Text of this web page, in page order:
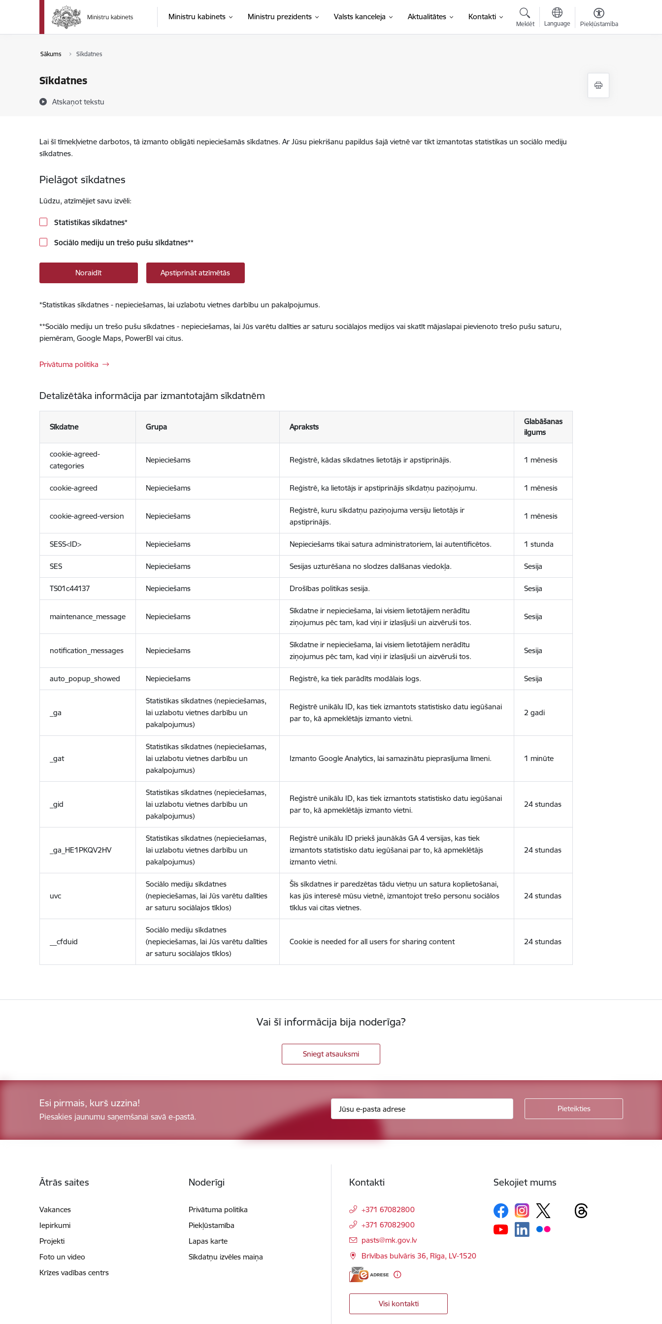
Pāriet uz lapas saturu
Ministru kabinets Ministru prezidents Valsts kanceleja Aktualitātes Kontakti
Meklēt Language Piekļūstamība
Sākums Sīkdatnes
Sīkdatnes
Atskaņot tekstu
Lai šī tīmekļvietne darbotos, tā izmanto obligāti nepieciešamās sīkdatnes. Ar Jūsu piekrišanu papildus šajā vietnē var tikt izmantotas statistikas un sociālo mediju
sīkdatnes.
Pielāgot sīkdatnes
Lūdzu, atzīmējiet savu izvēli:
Statistikas sīkdatnes*
Sociālo mediju un trešo pušu sīkdatnes**
Noraidīt Apstiprināt atzīmētās
*Statistikas sīkdatnes - nepieciešamas, lai uzlabotu vietnes darbību un pakalpojumus.
**Sociālo mediju un trešo pušu sīkdatnes - nepieciešamas, lai Jūs varētu dalīties ar saturu sociālajos medijos vai skatīt mājaslapai pievienoto trešo pušu saturu,
piemēram, Google Maps, PowerBI vai citus.
Privātuma politika
Detalizētāka informācija par izmantotajām sīkdatnēm
Sīkdatne Grupa Apraksts
Glabāšanas
ilgums
cookie-agreed-
categories
Nepieciešams Reģistrē, kādas sīkdatnes lietotājs ir apstiprinājis. 1 mēnesis
cookie-agreed Nepieciešams Reģistrē, ka lietotājs ir apstiprinājis sīkdatņu paziņojumu. 1 mēnesis
cookie-agreed-version Nepieciešams
Reģistrē, kuru sīkdatņu paziņojuma versiju lietotājs ir
apstiprinājis.
1 mēnesis
SESS<ID> Nepieciešams Nepieciešams tikai satura administratoriem, lai autentificētos. 1 stunda
SES Nepieciešams Sesijas uzturēšana no slodzes dalīšanas viedokļa. Sesija
TS01c44137 Nepieciešams Drošības politikas sesija. Sesija
maintenance_message Nepieciešams
Sīkdatne ir nepieciešama, lai visiem lietotājiem nerādītu
ziņojumus pēc tam, kad viņi ir izlasījuši un aizvēruši tos.
Sesija
notification_messages Nepieciešams
Sīkdatne ir nepieciešama, lai visiem lietotājiem nerādītu
ziņojumus pēc tam, kad viņi ir izlasījuši un aizvēruši tos.
Sesija
auto_popup_showed Nepieciešams Reģistrē, ka tiek parādīts modālais logs. Sesija
_ga
Statistikas sīkdatnes (nepieciešamas,
lai uzlabotu vietnes darbību un
pakalpojumus)
Reģistrē unikālu ID, kas tiek izmantots statistisko datu iegūšanai
par to, kā apmeklētājs izmanto vietni.
2 gadi
_gat
Statistikas sīkdatnes (nepieciešamas,
lai uzlabotu vietnes darbību un
pakalpojumus)
Izmanto Google Analytics, lai samazinātu pieprasījuma līmeni. 1 minūte
_gid
Statistikas sīkdatnes (nepieciešamas,
lai uzlabotu vietnes darbību un
pakalpojumus)
Reģistrē unikālu ID, kas tiek izmantots statistisko datu iegūšanai
par to, kā apmeklētājs izmanto vietni.
24 stundas
_ga_HE1PKQV2HV
Statistikas sīkdatnes (nepieciešamas,
lai uzlabotu vietnes darbību un
pakalpojumus)
Reģistrē unikālu ID priekš jaunākās GA 4 versijas, kas tiek
izmantots statistisko datu iegūšanai par to, kā apmeklētājs
izmanto vietni.
24 stundas
uvc
Sociālo mediju sīkdatnes
(nepieciešamas, lai Jūs varētu dalīties
ar saturu sociālajos tīklos)
Šīs sīkdatnes ir paredzētas tādu vietņu un satura koplietošanai,
kas jūs interesē mūsu vietnē, izmantojot trešo personu sociālos
tīklus vai citas vietnes.
24 stundas
__cfduid
Sociālo mediju sīkdatnes
(nepieciešamas, lai Jūs varētu dalīties
ar saturu sociālajos tīklos)
Cookie is needed for all users for sharing content 24 stundas
Vai šī informācija bija noderīga?
Sniegt atsauksmi
Esi pirmais, kurš uzzina!
Piesakies jaunumu saņemšanai savā e-pastā.
Ātrās saites
Vakances
Iepirkumi
Projekti
Foto un video
Krīzes vadības centrs
Noderīgi
Privātuma politika
Piekļūstamība
Lapas karte
Sīkdatņu izvēles maiņa
Kontakti
+371 67082800
+371 67082900
E-pasts:
pasts@mk.gov.lv
Brīvības bulvāris 36, Rīga, LV-1520
Visi kontakti
Sekojiet mums